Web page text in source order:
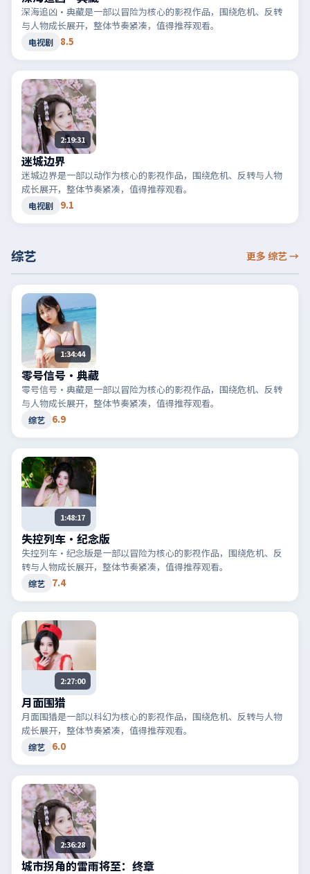
深海追凶·典藏是一部以冒险为核心的影视作品，围绕危机、反转
与人物成长展开，整体节奏紧凑，值得推荐观看。
电视剧 8.5
2:19:31
迷城边界
迷城边界是一部以动作为核心的影视作品，围绕危机、反转与人物
成长展开，整体节奏紧凑，值得推荐观看。
电视剧 9.1
综艺 更多 综艺→
1:34:44
零号信号·典藏
零号信号·典藏是一部以冒险为核心的影视作品，围绕危机、反转
与人物成长展开，整体节奏紧凑，值得推荐观看。
综艺 6.9
1:48:17
失控列车·纪念版
失控列车·纪念版是一部以冒险为核心的影视作品，围绕危机、反
转与人物成长展开，整体节奏紧凑，值得推荐观看。
综艺 7.4
2:27:00
月面围猎
月面围猎是一部以科幻为核心的影视作品，围绕危机、反转与人物
成长展开，整体节奏紧凑，值得推荐观看。
综艺 6.0
2:36:28
城市拐角的雷雨将至：终章